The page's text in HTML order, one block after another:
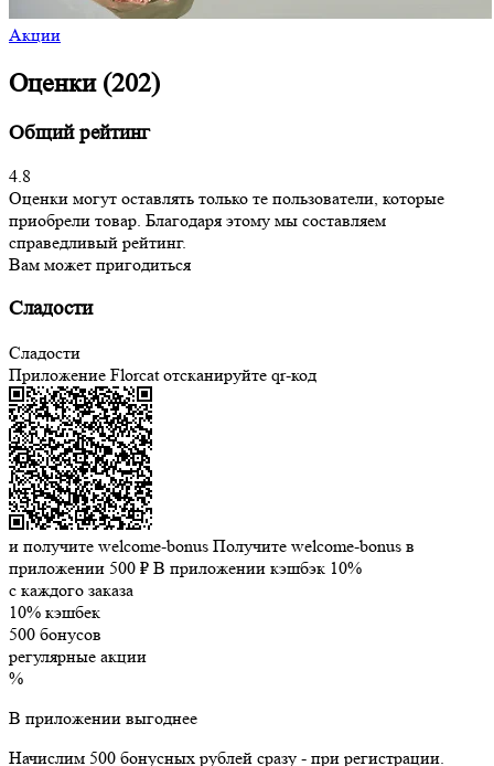
Акции
Оценки (202)
Общий рейтинг
4.8
Оценки могут оставлять только те пользователи, которые
приобрели товар. Благодаря этому мы составляем
справедливый рейтинг.
Вам может пригодиться
Сладости
Сладости
Приложение Florcat отсканируйте qr-код
и получите welcome-bonus Получите welcome-bonus в
приложении 500 ₽ В приложении кэшбэк 10%
с каждого заказа
10% кэшбек
500 бонусов
регулярные акции
%
В приложении выгоднее
Начислим 500 бонусных рублей сразу - при регистрации.